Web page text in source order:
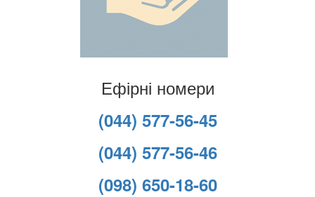
Ефірні номери
(044) 577-56-45
(044) 577-56-46
(098) 650-18-60